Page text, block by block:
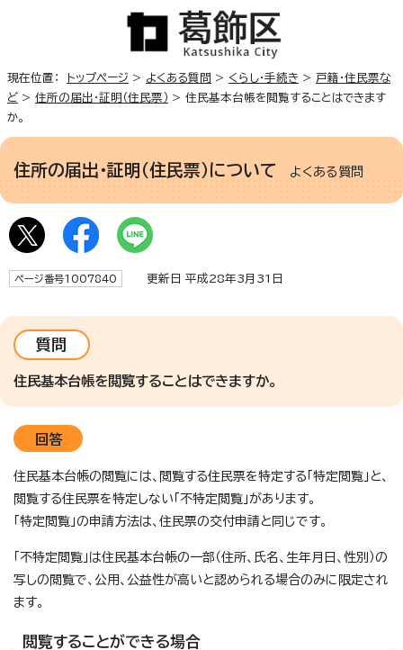
現在位置： トップページ > よくある質問 > くらし・手続き > 戸籍・住民票な
ど > 住所の届出・証明（住民票） > 住民基本台帳を閲覧することはできます
か。
住所の届出・証明（住民票）について よくある質問
ページ番号1007840 更新日 平成28年3月31日
質問
住民基本台帳を閲覧することはできますか。
回答
住民基本台帳の閲覧には、閲覧する住民票を特定する「特定閲覧」と、
閲覧する住民票を特定しない「不特定閲覧」があります。
「特定閲覧」の申請方法は、住民票の交付申請と同じです。
「不特定閲覧」は住民基本台帳の一部（住所、氏名、生年月日、性別）の
写しの閲覧で、公用、公益性が高いと認められる場合のみに限定され
ます。
閲覧することができる場合